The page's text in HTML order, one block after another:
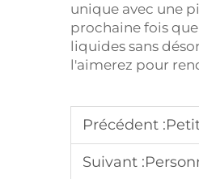
unique avec une
prochaine fois
liquides sans
l'aimerez pour
Précédent :Petits
Suivant :